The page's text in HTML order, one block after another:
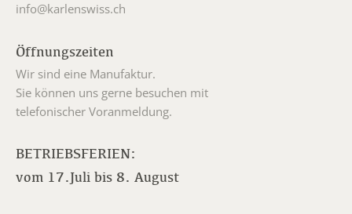
info@karlenswiss.ch
Öffnungszeiten
Wir sind eine Manufaktur.
Sie können uns gerne besuchen mit
telefonischer Voranmeldung.
BETRIEBSFERIEN:
vom 17.Juli bis 8. August